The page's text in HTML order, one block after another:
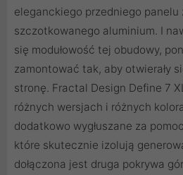
eleganckiego przedniego panelu
szczotkowanego aluminium. I
się modułowość tej obudowy,
zamontować tak, aby otwierały
stronę. Fractal Design Define 7
różnych wersjach i różnych
dodatkowo wygłuszane za
które skutecznie izolują
dołączona jest druga pokrywa